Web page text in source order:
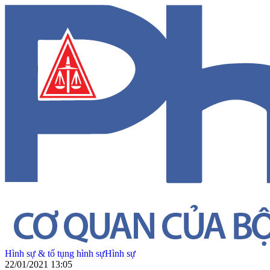
Hình sự & tố tụng hình sựHình sự
22/01/2021 13:05